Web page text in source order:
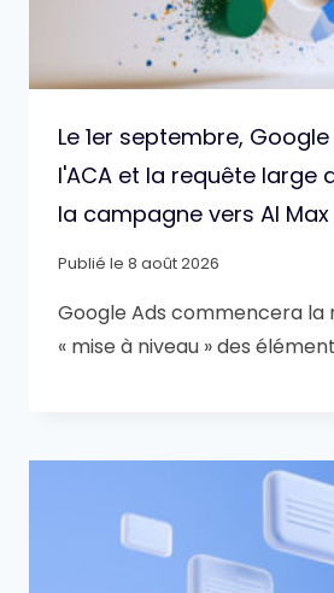
Le 1er septembre,
l'ACA et la requête large
la campagne vers AI Max
Publié le 8 août 2026
Google Ads commencera la
« mise à niveau » des